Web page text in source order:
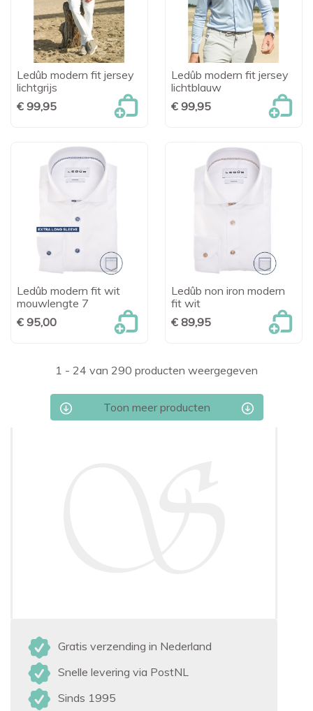
Gratis verzending in Nederland
Snelle levering via PostNL
Sinds 1995
Ledûb modern fit jersey
lichtgrijs
€ 99,95
Ledûb modern fit jersey
lichtblauw
€ 99,95
Ledûb modern fit wit
mouwlengte 7
€ 95,00
Ledûb non iron modern
fit wit
€ 89,95
1 - 24 van 290 producten weergegeven
Toon meer producten